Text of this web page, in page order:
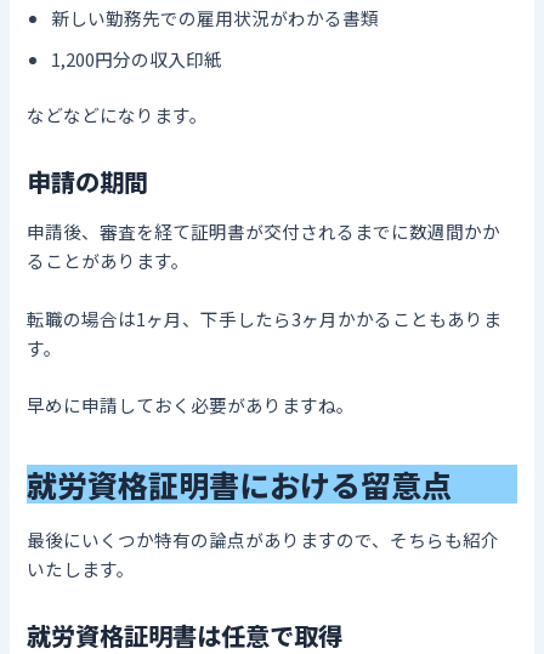
新しい勤務先での雇用状況がわかる書類
1,200円分の収入印紙
などなどになります。
申請の期間
申請後、審査を経て証明書が交付されるまでに数週間かか
ることがあります。
転職の場合は1ヶ月、下手したら3ヶ月かかることもありま
す。
早めに申請しておく必要がありますね。
就労資格証明書における留意点
最後にいくつか特有の論点がありますので、そちらも紹介
いたします。
就労資格証明書は任意で取得